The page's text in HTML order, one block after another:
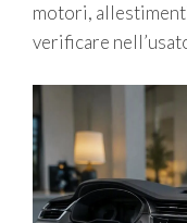
motori,
verificare